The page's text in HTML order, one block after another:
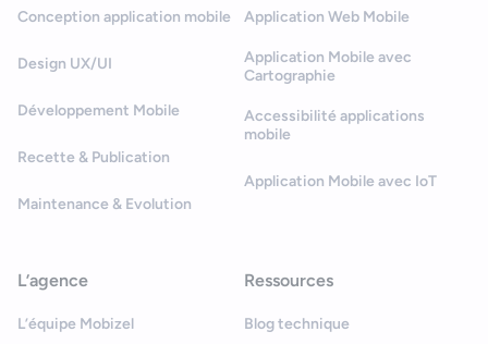
Conception application mobile
Design UX/UI
Développement Mobile
Recette & Publication
Maintenance & Evolution
Application Web Mobile
Application Mobile avec
Cartographie
Accessibilité applications
mobile
Application Mobile avec IoT
L’agence
L’équipe Mobizel
Ressources
Blog technique